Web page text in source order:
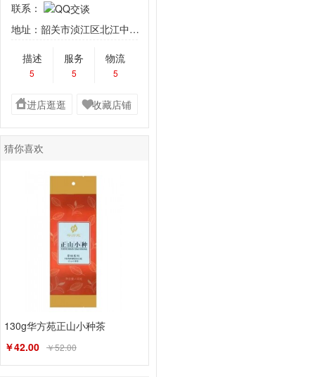
联系：
地址：韶关市浈江区北江中路1号枫景园商铺首 层14号
描述
5
服务
5
物流
5
进店逛逛 收藏店铺
猜你喜欢
130g华方苑正山小种茶
￥42.00 ￥52.00